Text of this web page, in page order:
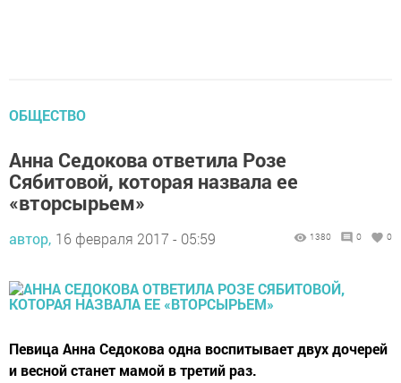
ОБЩЕСТВО
Анна Седокова ответила Розе
Сябитовой, которая назвала ее
«вторсырьем»
автор, 16 февраля 2017 - 05:59 1380 0 0
Певица Анна Седокова одна воспитывает двух дочерей
и весной станет мамой в третий раз.